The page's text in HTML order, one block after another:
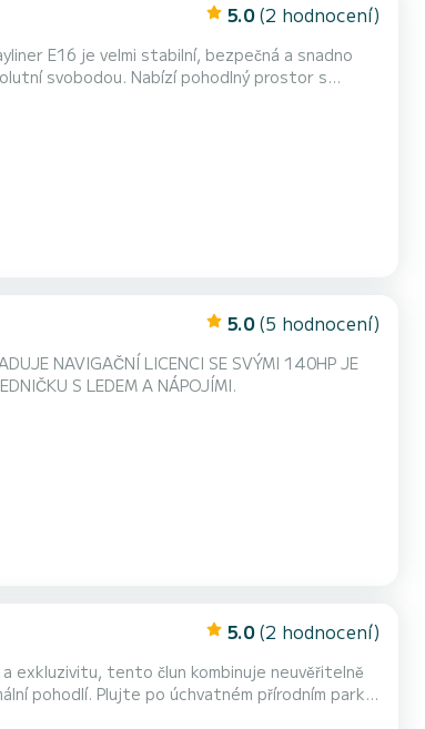
5.0 (2 hodnocení)
E16 je velmi stabilní, bezpečná a snadno
svobodou. Nabízí pohodlný prostor s
řídící místo s viditelností 360 stupňů,
5.0 (5 hodnocení)
NAVIGAČNÍ LICENCI SE SVÝMI 140HP JE
A LEDNIČKU S LEDEM A NÁPOJÍMI.
5.0 (2 hodnocení)
pohodlí. Plujte po úchvatném přírodním parku
jako Cantarriján a El Cañuelo. Přiblížíme se k